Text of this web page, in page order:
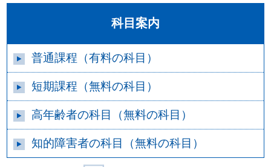
科目案内
普通課程（有料の科目）
短期課程（無料の科目）
高年齢者の科目（無料の科目）
知的障害者の科目（無料の科目）